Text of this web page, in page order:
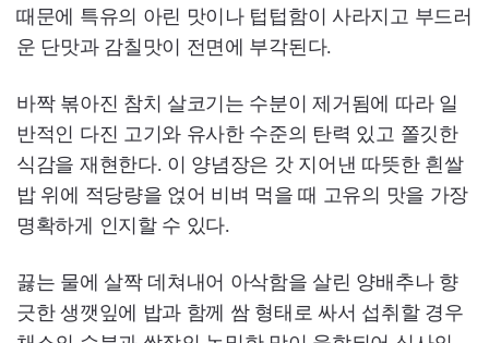
때문에 특유의 아린 맛이나 텁텁함이 사라지고 부드러
운 단맛과 감칠맛이 전면에 부각된다.
바짝 볶아진 참치 살코기는 수분이 제거됨에 따라 일
반적인 다진 고기와 유사한 수준의 탄력 있고 쫄깃한
식감을 재현한다. 이 양념장은 갓 지어낸 따뜻한 흰쌀
밥 위에 적당량을 얹어 비벼 먹을 때 고유의 맛을 가장
명확하게 인지할 수 있다.
끓는 물에 살짝 데쳐내어 아삭함을 살린 양배추나 향
긋한 생깻잎에 밥과 함께 쌈 형태로 싸서 섭취할 경우